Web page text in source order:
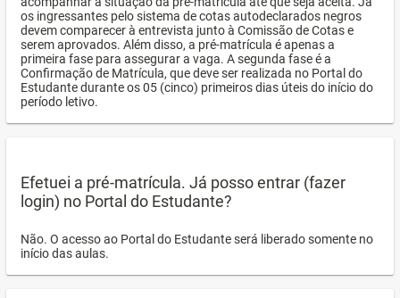
os ingressantes pelo sistema de cotas autodeclarados negros
devem comparecer à entrevista junto à Comissão de Cotas e
serem aprovados. Além disso, a pré-matrícula é apenas a
primeira fase para assegurar a vaga. A segunda fase é a
Confirmação de Matrícula, que deve ser realizada no Portal do
Estudante durante os 05 (cinco) primeiros dias úteis do início do
período letivo.
Efetuei a pré-matrícula. Já posso entrar (fazer
login) no Portal do Estudante?
Não. O acesso ao Portal do Estudante será liberado somente no
início das aulas.